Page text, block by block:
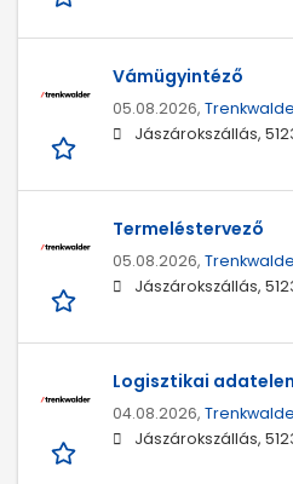
Vámügyintéző
05.08.2026,
Jászárokszállás,
Termeléstervező
05.08.2026,
Jászárokszállás,
Logisztikai
04.08.2026,
Jászárokszállás,